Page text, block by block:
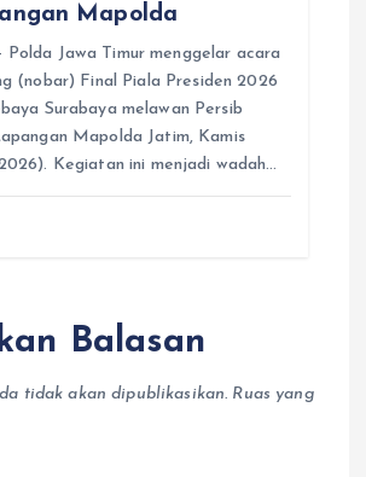
Mapolda
Polda Jawa Timur menggelar acara
(nobar) Final Piala Presiden 2026
Surabaya melawan Persib
Mapolda Jatim, Kamis
Kegiatan ini menjadi wadah…
Balasan
tidak akan dipublikasikan. Ruas yang